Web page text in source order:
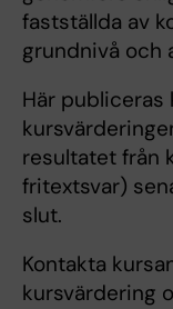
fastställda av
grundnivå och
Här publiceras
resultatet från
fritextsvar)
slut.
Kontakta
kursvärdering